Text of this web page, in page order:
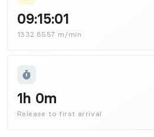
09:15:01
1332.8557 m/min
1h 0m
Release to first arrival